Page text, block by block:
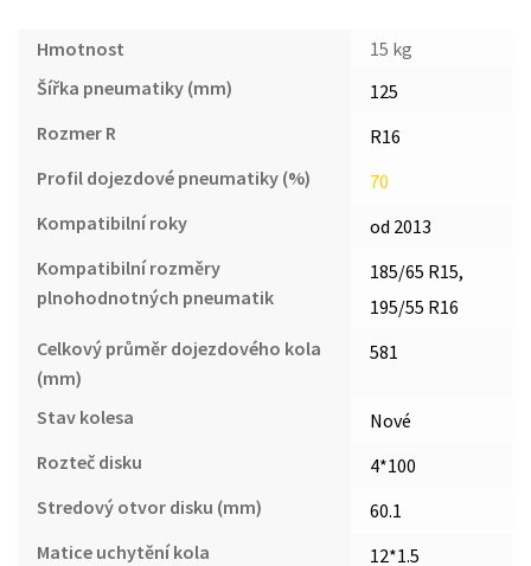
Hmotnost
15 kg
Šířka pneumatiky (mm)
125
Rozmer R
R16
Profil dojezdové pneumatiky (%)
70
Kompatibilní roky
od 2013
Kompatibilní rozměry
plnohodnotných pneumatik
185/65 R15,
195/55 R16
Celkový průměr dojezdového kola
(mm)
581
Stav kolesa
Nové
Rozteč disku
4*100
Stredový otvor disku (mm)
60.1
Matice uchytění kola
12*1.5